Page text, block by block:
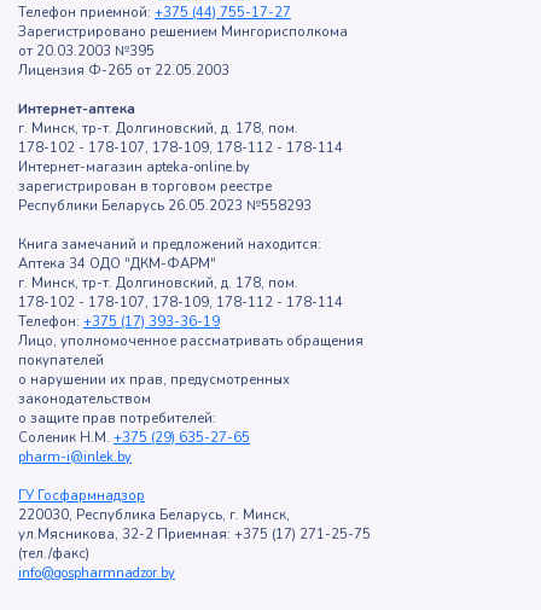
Телефон приемной: +375 (44) 755-17-27
Зарегистрировано решением Мингорисполкома
от 20.03.2003 №395
Лицензия Ф-265 от 22.05.2003
Интернет-аптека
г. Минск, тр-т. Долгиновский, д. 178, пом.
178-102 - 178-107, 178-109, 178-112 - 178-114
Интернет-магазин apteka-online.by
зарегистрирован в торговом реестре
Республики Беларусь 26.05.2023 №558293
Книга замечаний и предложений находится:
Аптека 34 ОДО "ДКМ-ФАРМ"
г. Минск, тр-т. Долгиновский, д. 178, пом.
178-102 - 178-107, 178-109, 178-112 - 178-114
Телефон: +375 (17) 393-36-19
Лицо, уполномоченное рассматривать обращения
покупателей
о нарушении их прав, предусмотренных
законодательством
о защите прав потребителей:
Соленик Н.М. +375 (29) 635-27-65
pharm-i@inlek.by
ГУ Госфармнадзор
220030, Республика Беларусь, г. Минск,
ул.Мясникова, 32-2 Приемная: +375 (17) 271-25-75
(тел./факс)
info@gospharmnadzor.by